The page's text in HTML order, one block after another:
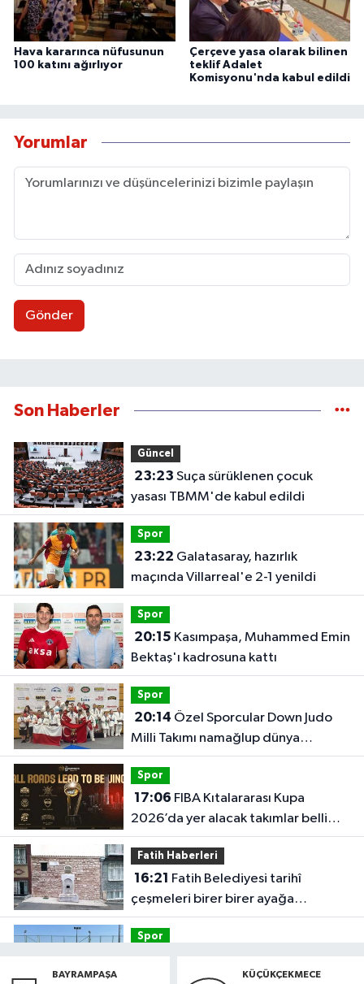
Hava kararınca nüfusunun
100 katını ağırlıyor
Çerçeve yasa olarak bilinen
teklif Adalet
Komisyonu'nda kabul edildi
Yorumlar
Gönder
Son Haberler
Güncel
23:23
yasası TBMM'de kabul edildi
Spor
23:22
maçında Villarreal'e 2-1 yenildi
Spor
20:15
Bektaş'ı kadrosuna kattı
Spor
20:14
Milli Takımı namağlup dünya
şampiyonu
Spor
17:06
2026’da yer alacak takımlar belli
oldu
Fatih Haberleri
16:21
çeşmeleri birer birer ayağa
kaldırıyor
Spor
Avrupa Şampiyonası'na Riva'da
BAYRAMPAŞA KÜÇÜKÇEKMECE